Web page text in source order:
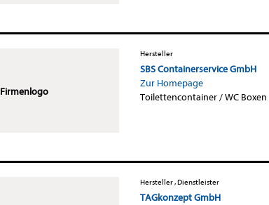
Firmenlogo
Hersteller
SBS Containerservice GmbH
Zur Homepage
Toilettencontainer / WC Boxen
Hersteller , Dienstleister
TAGkonzept GmbH